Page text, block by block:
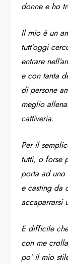
donne e ho
Il mio è un
tutt’oggi
entrare
e con tanta
di persone
meglio
cattiveria.
Per il
tutti, o forse
porta ad uno
e casting da
accaparrarsi
E difficile
con me
po’ il mio